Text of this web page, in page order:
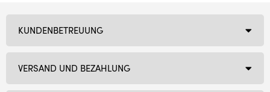
KUNDENBETREUUNG
VERSAND UND BEZAHLUNG